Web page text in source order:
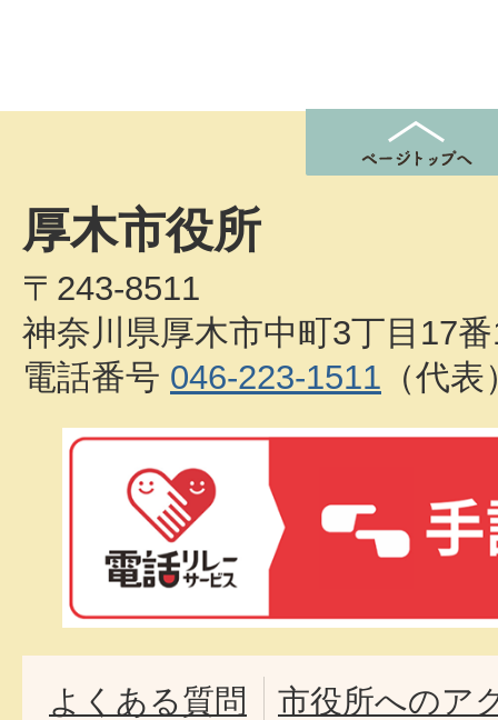
厚木市役所
〒243-8511
神奈川県厚木市中町3丁目17
電話番号 046-223-1511 （代表
よくある質問 市役所へのア